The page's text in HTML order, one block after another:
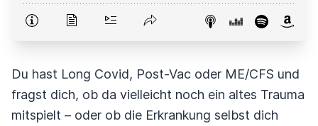
Du hast Long Covid, Post-Vac oder ME/CFS und
fragst dich, ob da vielleicht noch ein altes Trauma
mitspielt – oder ob die Erkrankung selbst dich